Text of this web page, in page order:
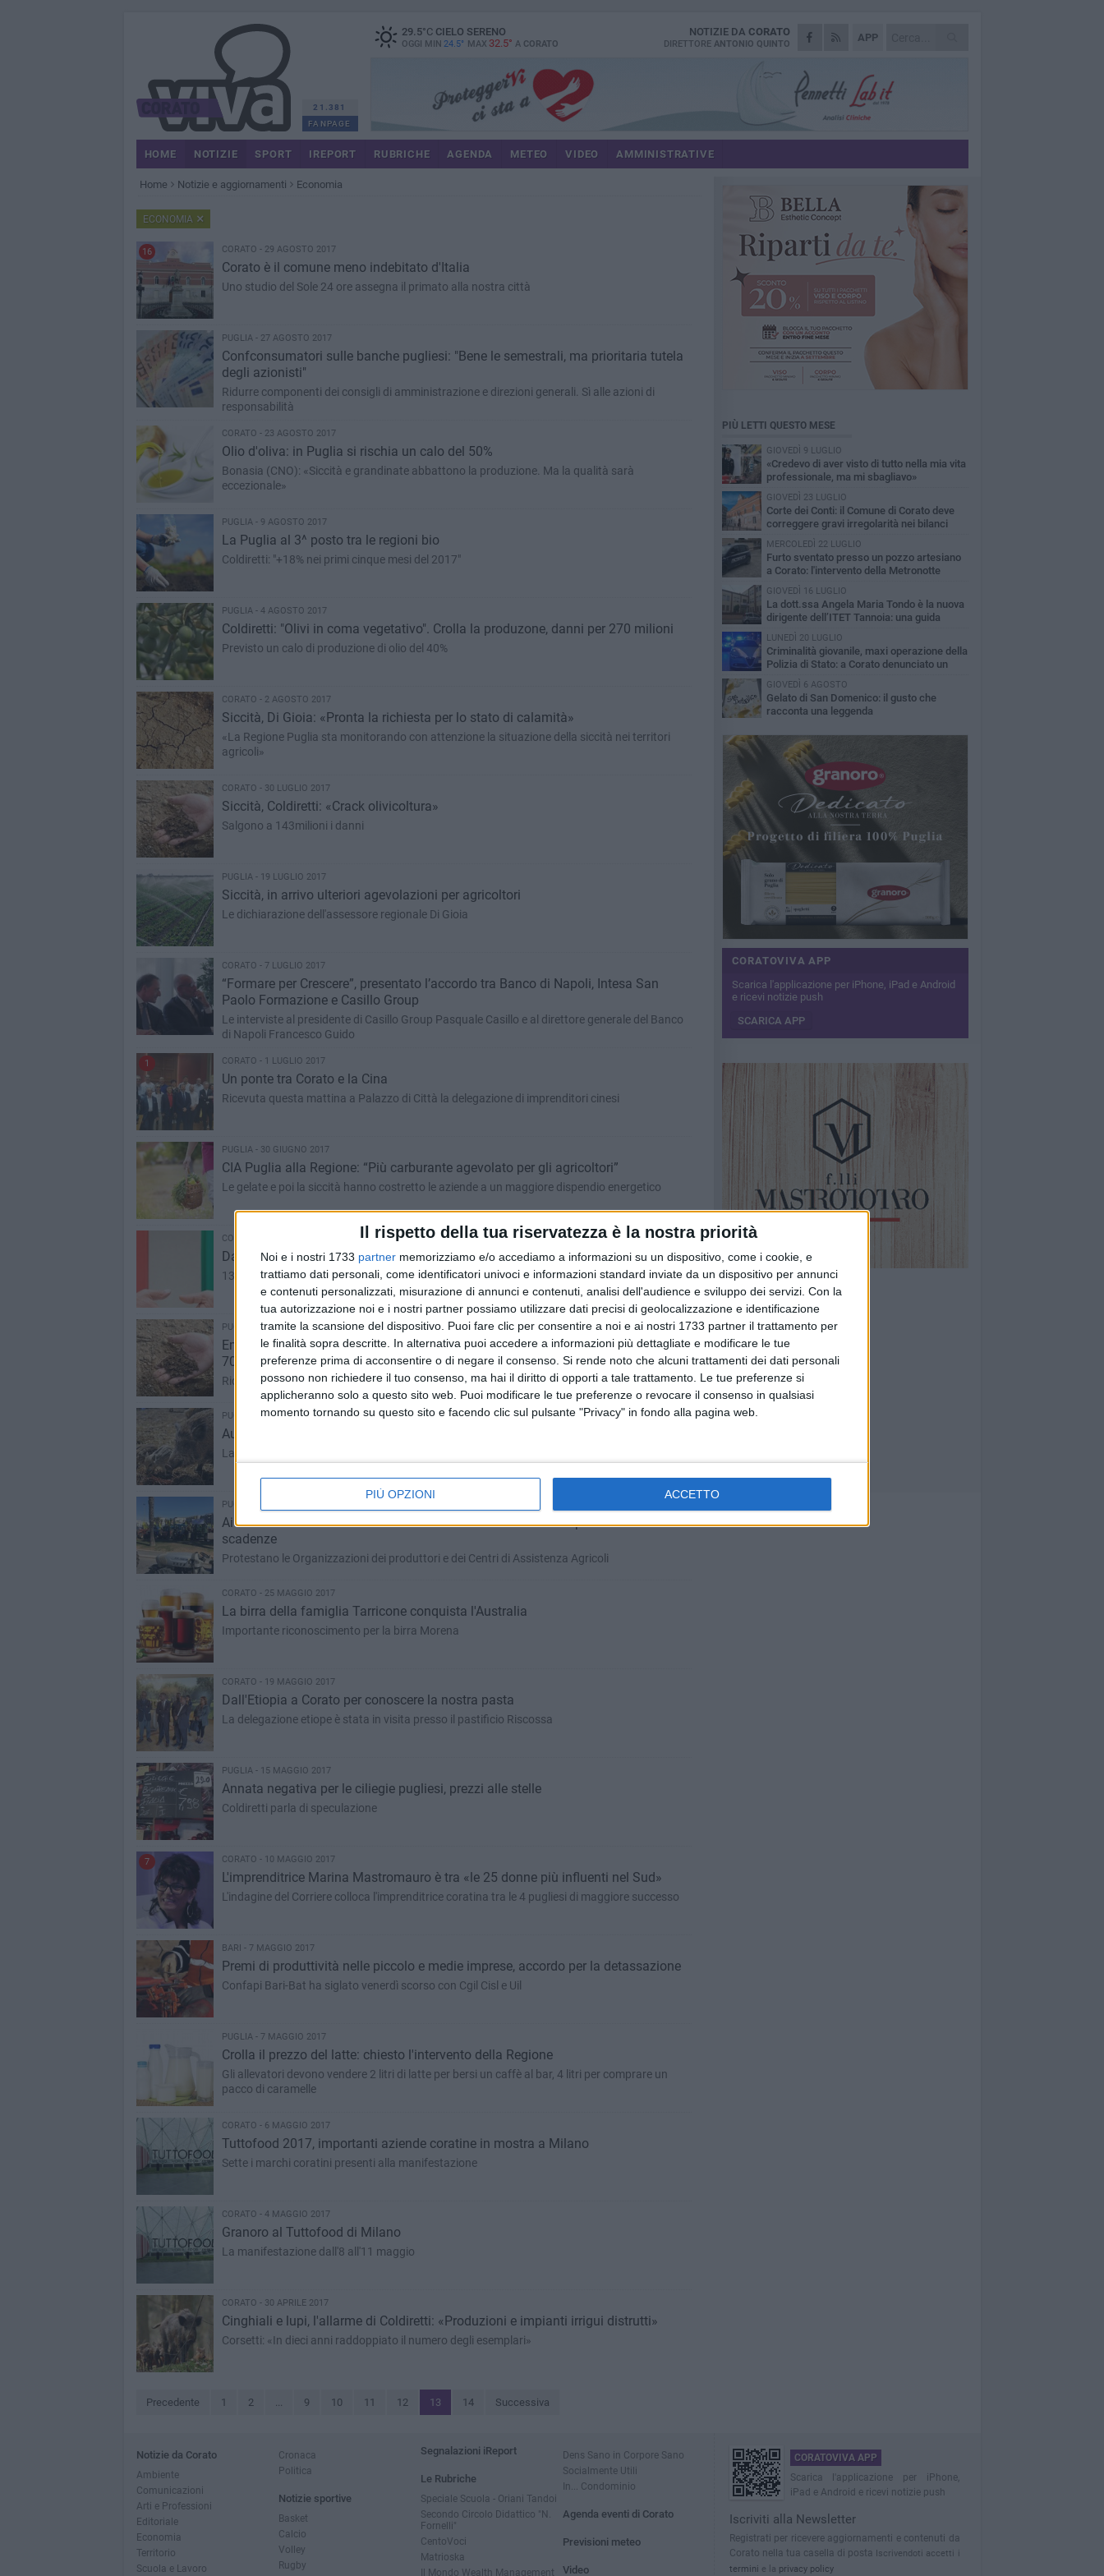
Il rispetto della tua riservatezza è la nostra priorità
Noi e i nostri 1733 partner memorizziamo e/o accediamo a informazioni su un dispositivo, come i cookie, e
trattiamo dati personali, come identificatori univoci e informazioni standard inviate da un dispositivo per annunci
e contenuti personalizzati, misurazione di annunci e contenuti, analisi dell'audience e sviluppo dei servizi. Con la
tua autorizzazione noi e i nostri partner possiamo utilizzare dati precisi di geolocalizzazione e identificazione
tramite la scansione del dispositivo. Puoi fare clic per consentire a noi e ai nostri 1733 partner il trattamento per
le finalità sopra descritte. In alternativa puoi accedere a informazioni più dettagliate e modificare le tue
preferenze prima di acconsentire o di negare il consenso. Si rende noto che alcuni trattamenti dei dati personali
possono non richiedere il tuo consenso, ma hai il diritto di opporti a tale trattamento. Le tue preferenze si
applicheranno solo a questo sito web. Puoi modificare le tue preferenze o revocare il consenso in qualsiasi
momento tornando su questo sito e facendo clic sul pulsante "Privacy" in fondo alla pagina web.
PIÙ OPZIONI ACCETTO
21.381
FANPAGE
29.5°CCIELO SERENO
OGGI MIN 24.5° MAX 32.5° A CORATO
APP
NOTIZIE DA CORATO
DIRETTORE ANTONIO QUINTO
HOME NOTIZIE SPORT IREPORT RUBRICHE AGENDA METEO VIDEO AMMINISTRATIVE
Home Notizie e aggiornamenti Economia
ECONOMIA
16 CORATO - 29 AGOSTO 2017
Corato è il comune meno indebitato d'Italia
Uno studio del Sole 24 ore assegna il primato alla nostra città
PUGLIA - 27 AGOSTO 2017
Confconsumatori sulle banche pugliesi: "Bene le semestrali, ma prioritaria tutela
degli azionisti"
Ridurre componenti dei consigli di amministrazione e direzioni generali. Sì alle azioni di
responsabilità
CORATO - 23 AGOSTO 2017
Olio d'oliva: in Puglia si rischia un calo del 50%
Bonasia (CNO): «Siccità e grandinate abbattono la produzione. Ma la qualità sarà
eccezionale»
PUGLIA - 9 AGOSTO 2017
La Puglia al 3^ posto tra le regioni bio
Coldiretti: "+18% nei primi cinque mesi del 2017"
PUGLIA - 4 AGOSTO 2017
Coldiretti: "Olivi in coma vegetativo". Crolla la produzone, danni per 270 milioni
Previsto un calo di produzione di olio del 40%
CORATO - 2 AGOSTO 2017
Siccità, Di Gioia: «Pronta la richiesta per lo stato di calamità»
«La Regione Puglia sta monitorando con attenzione la situazione della siccità nei territori
agricoli»
CORATO - 30 LUGLIO 2017
Siccità, Coldiretti: «Crack olivicoltura»
Salgono a 143milioni i danni
PUGLIA - 19 LUGLIO 2017
Siccità, in arrivo ulteriori agevolazioni per agricoltori
Le dichiarazione dell'assessore regionale Di Gioia
CORATO - 7 LUGLIO 2017
“Formare per Crescere”, presentato l’accordo tra Banco di Napoli, Intesa San
Paolo Formazione e Casillo Group
Le interviste al presidente di Casillo Group Pasquale Casillo e al direttore generale del Banco
di Napoli Francesco Guido
1 CORATO - 1 LUGLIO 2017
Un ponte tra Corato e la Cina
Ricevuta questa mattina a Palazzo di Città la delegazione di imprenditori cinesi
PUGLIA - 30 GIUGNO 2017
CIA Puglia alla Regione: “Più carburante agevolato per gli agricoltori”
Le gelate e poi la siccità hanno costretto le aziende a un maggiore dispendio energetico
CORATO - 29 GIUGNO 2017
Dalla Cina in visita alle imprese di Corato
13 imprenditori cinesi saranno ricevuti a Palazzo di Città
PUGLIA - 28 GIUGNO 2017
Emergenza siccità, l'allarme di Coldiretti: «Crollo della produzione di grano sino al
70%»
Richiesto la dichiarazione dello stato di calamità
PUGLIA - 18 GIUGNO 2017
Aumenta il numero di cinghiali e lupi, Coldiretti: «Bene la proposta di legge»
La soddisfazione di Coldiretti sulla proposta di legge che ascolta gli agricoltori
PUGLIA - 13 GIUGNO 2017
Aiuti comunitari: malfunzionamento del sistema informatico per le imminenti
scadenze
Protestano le Organizzazioni dei produttori e dei Centri di Assistenza Agricoli
CORATO - 25 MAGGIO 2017
La birra della famiglia Tarricone conquista l'Australia
Importante riconoscimento per la birra Morena
CORATO - 19 MAGGIO 2017
Dall'Etiopia a Corato per conoscere la nostra pasta
La delegazione etiope è stata in visita presso il pastificio Riscossa
PUGLIA - 15 MAGGIO 2017
Annata negativa per le ciliegie pugliesi, prezzi alle stelle
Coldiretti parla di speculazione
7 CORATO - 10 MAGGIO 2017
L'imprenditrice Marina Mastromauro è tra «le 25 donne più influenti nel Sud»
L'indagine del Corriere colloca l'imprenditrice coratina tra le 4 pugliesi di maggiore successo
BARI - 7 MAGGIO 2017
Premi di produttività nelle piccolo e medie imprese, accordo per la detassazione
Confapi Bari-Bat ha siglato venerdì scorso con Cgil Cisl e Uil
PUGLIA - 7 MAGGIO 2017
Crolla il prezzo del latte: chiesto l'intervento della Regione
Gli allevatori devono vendere 2 litri di latte per bersi un caffè al bar, 4 litri per comprare un
pacco di caramelle
CORATO - 6 MAGGIO 2017
Tuttofood 2017, importanti aziende coratine in mostra a Milano
Sette i marchi coratini presenti alla manifestazione
CORATO - 4 MAGGIO 2017
Granoro al Tuttofood di Milano
La manifestazione dall'8 all'11 maggio
CORATO - 30 APRILE 2017
Cinghiali e lupi, l'allarme di Coldiretti: «Produzioni e impianti irrigui distrutti»
Corsetti: «In dieci anni raddoppiato il numero degli esemplari»
Precedente 1 2 ... 9 10 11 12 13 14 Successiva
PIÙ LETTI QUESTO MESE
GIOVEDÌ 9 LUGLIO
«Credevo di aver visto di tutto nella mia vita
professionale, ma mi sbagliavo»
GIOVEDÌ 23 LUGLIO
Corte dei Conti: il Comune di Corato deve
correggere gravi irregolarità nei bilanci
2022-2024
MERCOLEDÌ 22 LUGLIO
Furto sventato presso un pozzo artesiano
a Corato: l'intervento della Metronotte
GIOVEDÌ 16 LUGLIO
La dott.ssa Angela Maria Tondo è la nuova
dirigente dell’ITET Tannoia: una guida
esperta per il futuro dell’istituto
LUNEDÌ 20 LUGLIO
Criminalità giovanile, maxi operazione della
Polizia di Stato: a Corato denunciato un
16enne
GIOVEDÌ 6 AGOSTO
Gelato di San Domenico: il gusto che
racconta una leggenda
CORATOVIVA APP
Scarica l'applicazione per iPhone, iPad e Android
e ricevi notizie push
SCARICA APP
Notizie da Corato
Ambiente
Comunicazioni
Arti e Professioni
Editoriale
Economia
Territorio
Scuola e Lavoro
Cronaca
Politica
Notizie sportive
Basket
Calcio
Volley
Rugby
Segnalazioni iReport
Le Rubriche
Speciale Scuola - Oriani Tandoi
Secondo Circolo Didattico "N.
Fornelli"
CentoVoci
Matrioska
Il Mondo Wealth Management
Dens Sano in Corpore Sano
Socialmente Utili
In... Condominio
Agenda eventi di Corato
Previsioni meteo
Video
CORATOVIVA APP
Scarica l'applicazione per iPhone,
iPad e Android e ricevi notizie push
Iscriviti alla Newsletter
Registrati per ricevere aggiornamenti e contenuti da
Corato nella tua casella di posta Iscrivendoti accetti i
termini e la privacy policy